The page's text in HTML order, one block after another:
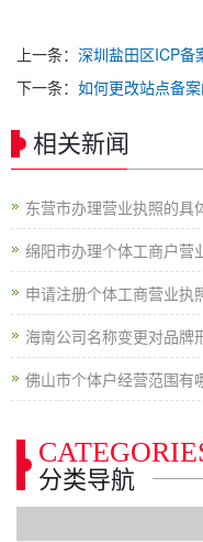
上一条： 深圳盐田区ICP备
下一条： 如何更改站点备
相关新闻
东营市办理营业执照的具
绵阳市办理个体工商户营
申请注册个体工商营业执
海南公司名称变更对品牌
佛山市个体户经营范围有
分类导航